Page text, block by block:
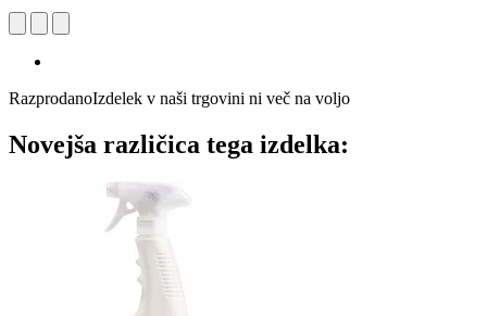
RazprodanoIzdelek v naši trgovini ni več na voljo
Novejša različica tega izdelka: